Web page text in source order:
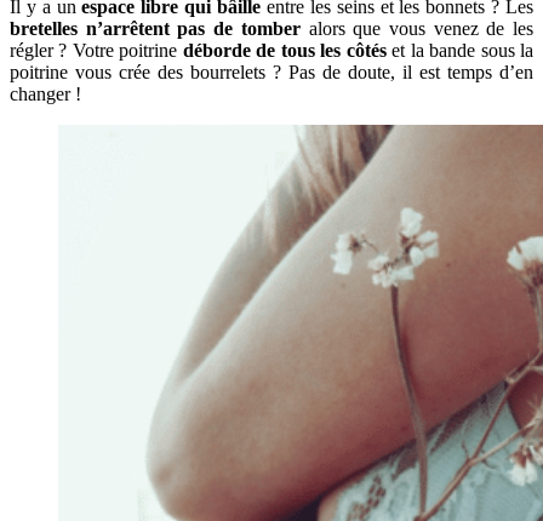
Il y a unespace libre qui bâille entre les seins et les bonnets ? Les
bretelles n’arrêtent pas de tomberalors que vous venez de les
régler ? Votre poitrine déborde de tous les côtéset la bande sous la
poitrine vous crée des bourrelets ? Pas de doute, il est temps d’en
changer !